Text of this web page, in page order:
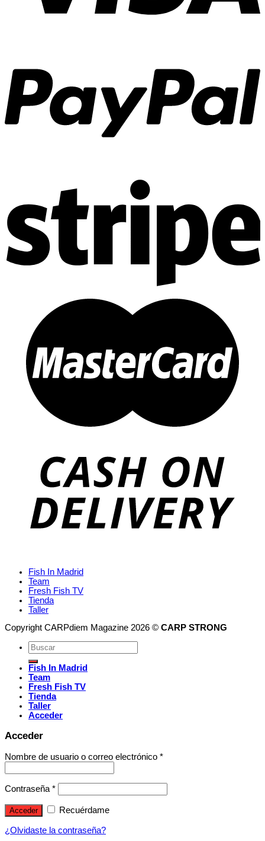
Fish In Madrid
Team
Fresh Fish TV
Tienda
Taller
Copyright CARPdiem Magazine 2026 © CARP STRONG
Fish In Madrid
Team
Fresh Fish TV
Tienda
Taller
Acceder
Acceder
Nombre de usuario o correo electrónico *
Contraseña *
Acceder Recuérdame
¿Olvidaste la contraseña?